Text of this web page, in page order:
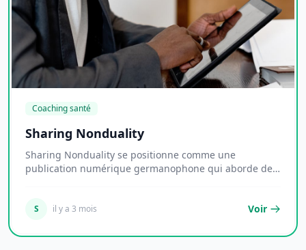
Coaching santé
Sharing Nonduality
Sharing Nonduality se positionne comme une
publication numérique germanophone qui aborde des
S il y a 3 mois Voir